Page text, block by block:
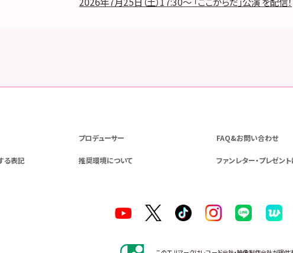
プロデューサー FAQ&お問い合わせ
る表記 推奨環境について ファンレター・プレゼン